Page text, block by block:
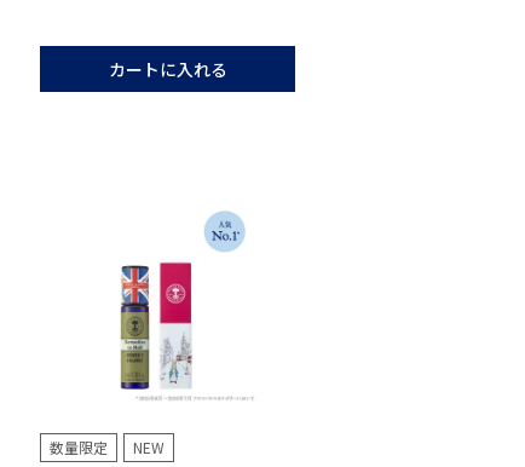
カートに入れる
数量限定 NEW